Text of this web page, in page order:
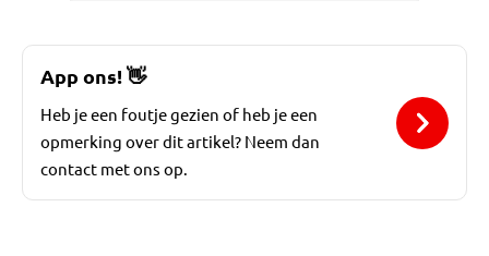
App ons!👋
Heb je een foutje gezien of heb je een
opmerking over dit artikel? Neem dan
contact met ons op.